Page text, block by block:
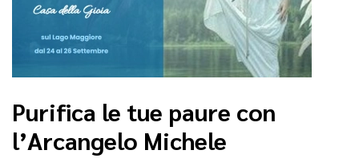
Purifica le tue paure con
l’Arcangelo Michele